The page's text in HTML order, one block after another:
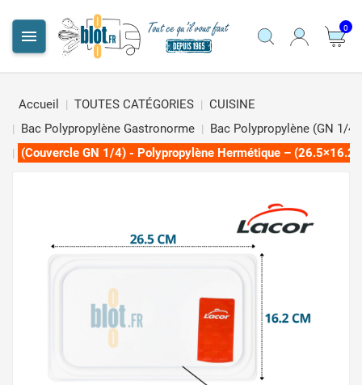
 0
Accueil TOUTES CATÉGORIES
CUISINE
Bac Polypropylène Gastronorme
Bac Polypropylène (GN 1/4)
(Couvercle GN 1/4) - Polypropylène Hermétique – (26.5×16.2